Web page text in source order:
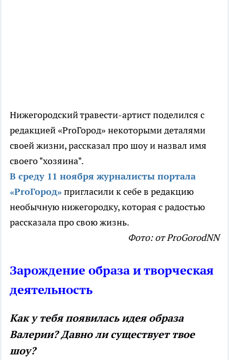
Нижегородский травести-артист поделился с
редакцией «ProГород» некоторыми деталями
своей жизни, рассказал про шоу и назвал имя
своего "хозяина".
В среду 11 ноября журналисты портала
«ProГород» пригласили к себе в редакцию
необычную нижегородку, которая с радостью
рассказала про свою жизнь.
Фото: от ProGorodNN
Зарождение образа и творческая
деятельность
Как у тебя появилась идея образа
Валерии? Давно ли существует твое
шоу?